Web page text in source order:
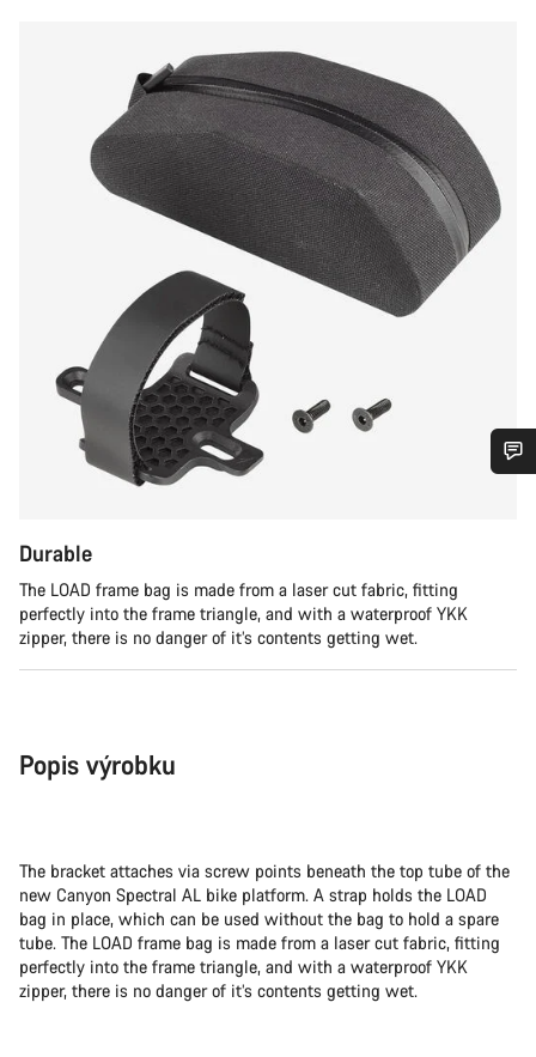
Durable
The LOAD frame bag is made from a laser cut fabric, fitting
perfectly into the frame triangle, and with a waterproof YKK
zipper, there is no danger of it’s contents getting wet.
Popis výrobku
The bracket attaches via screw points beneath the top tube of the
new Canyon Spectral AL bike platform. A strap holds the LOAD
bag in place, which can be used without the bag to hold a spare
tube. The LOAD frame bag is made from a laser cut fabric, fitting
perfectly into the frame triangle, and with a waterproof YKK
zipper, there is no danger of it’s contents getting wet.
Potřebujete pomoc?
Naši odborníci podpory zákazníků čekají, aby mohli
odpovědět na vaše dotazy.